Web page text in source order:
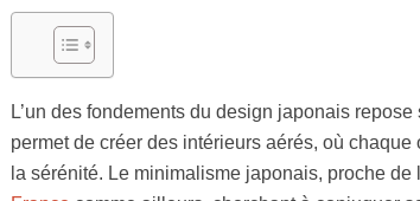
L’un des fondements du design japonais repose
permet de créer des intérieurs aérés, où
la sérénité. Le minimalisme japonais, proche